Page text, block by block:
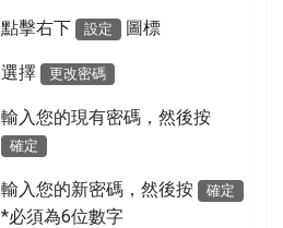
點擊右下 設定 圖標
選擇 更改密碼
輸入您的現有密碼，然後按
確定
輸入您的新密碼，然後按 確定
*必須為6位數字